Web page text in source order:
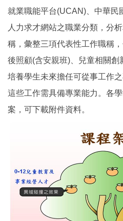
就業職能平台(UCAN)、中華民
人力求才網站之職業分類，分
稱，彙整三項代表性工作職稱
後照顧(含安親班)、兒童相關創
培養學生未來擔任可從事工作
這些工作需具備專業能力。各
案，可下載附件資料。